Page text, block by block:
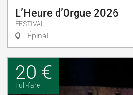
L’Heure d’0rgue 2026
FESTIVAL
Épinal
20 €
Full-fare